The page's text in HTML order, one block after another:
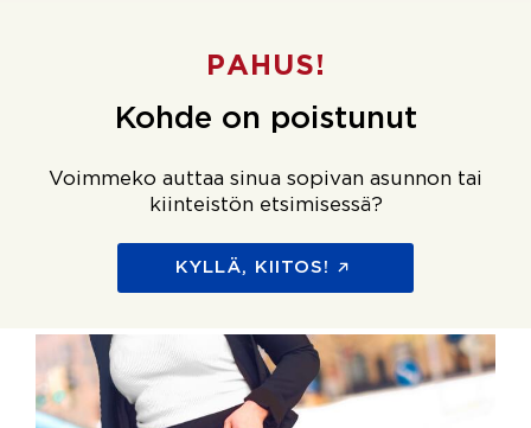
PAHUS!
Kohde on poistunut
Voimmeko auttaa sinua sopivan asunnon tai
kiinteistön etsimisessä?
KYLLÄ, KIITOS!